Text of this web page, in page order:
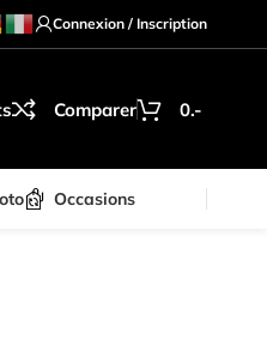
Connexion / Inscription
Comparer 0.-
Occasions